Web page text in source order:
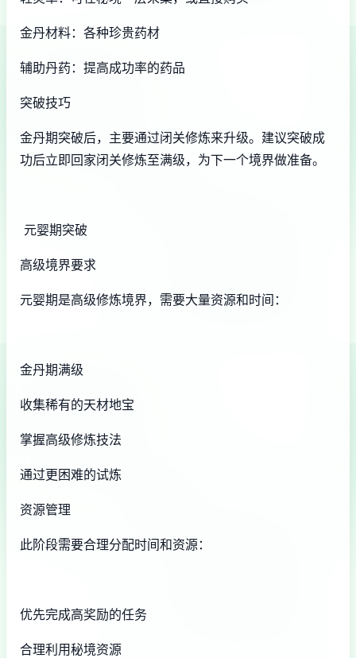
金丹材料：各种珍贵药材
辅助丹药：提高成功率的药品
突破技巧
金丹期突破后，主要通过闭关修炼来升级。建议突破成
功后立即回家闭关修炼至满级，为下一个境界做准备。
元婴期突破
高级境界要求
元婴期是高级修炼境界，需要大量资源和时间：
金丹期满级
收集稀有的天材地宝
掌握高级修炼技法
通过更困难的试炼
资源管理
此阶段需要合理分配时间和资源：
优先完成高奖励的任务
合理利用秘境资源